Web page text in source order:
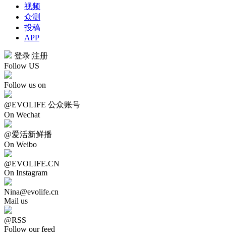
视频
众测
投稿
APP
登录|注册
Follow US
Follow us on
@EVOLIFE 公众账号
On Wechat
@爱活新鲜播
On Weibo
@EVOLIFE.CN
On Instagram
Nina@evolife.cn
Mail us
@RSS
Follow our feed